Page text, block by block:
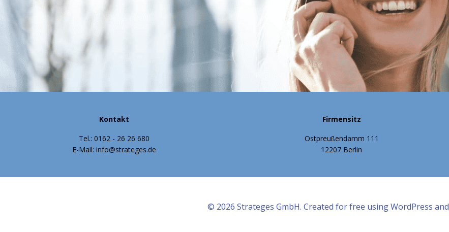
Kontakt
Tel.: 0162 - 26 26 680
E-Mail: info@strateges.de
Firmensitz
Ostpreußendamm 111
12207 Berlin
© 2026 Strateges GmbH. Created for free using WordPress and